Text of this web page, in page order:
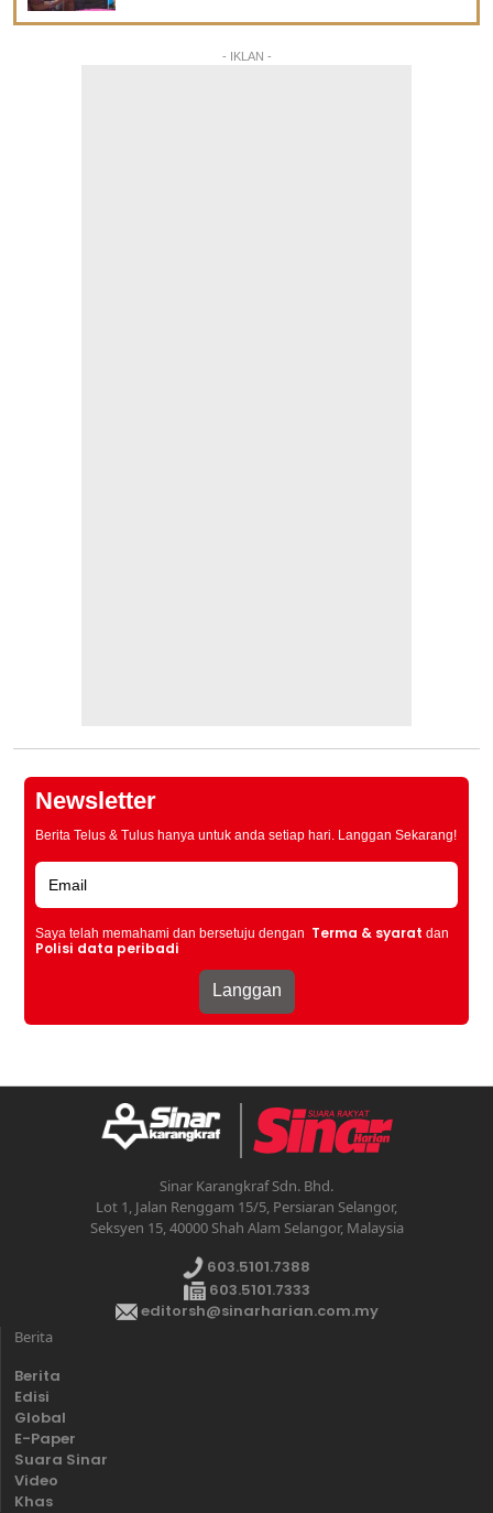
- IKLAN -
Newsletter
Berita Telus & Tulus hanya untuk anda setiap hari. Langgan Sekarang!
Saya telah memahami dan bersetuju dengan Terma & syarat dan
Polisi data peribadi
Sinar Karangkraf Sdn. Bhd.
Lot 1, Jalan Renggam 15/5, Persiaran Selangor,
Seksyen 15, 40000 Shah Alam Selangor, Malaysia
603.5101.7388
603.5101.7333
editorsh@sinarharian.com.my
Berita
Berita
Edisi
Global
E-Paper
Suara Sinar
Video
Khas